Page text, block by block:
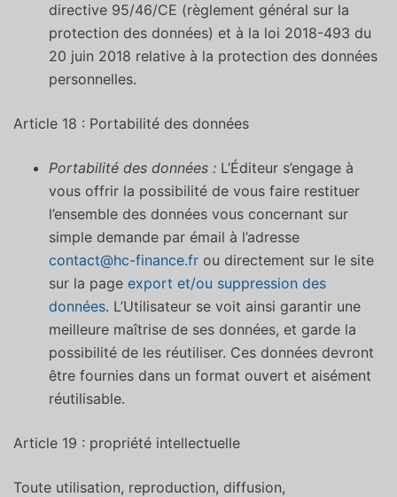
directive 95/46/CE (règlement général sur la
protection des données) et à la loi 2018-493 du
20 juin 2018 relative à la protection des données
personnelles.
Article 18 : Portabilité des données
Portabilité des données : L’Éditeur s’engage à
vous offrir la possibilité de vous faire restituer
l’ensemble des données vous concernant sur
simple demande par émail à l’adresse
contact@hc-finance.fr ou directement sur le site
sur la page export et/ou suppression des
données. L’Utilisateur se voit ainsi garantir une
meilleure maîtrise de ses données, et garde la
possibilité de les réutiliser. Ces données devront
être fournies dans un format ouvert et aisément
réutilisable.
Article 19 : propriété intellectuelle
Toute utilisation, reproduction, diffusion,